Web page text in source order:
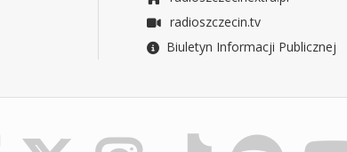
radioszczecin.tv
Biuletyn Informacji Publicznej